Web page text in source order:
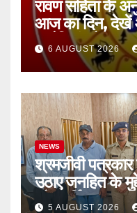
रावण संहिता के
आज का दिन, देखें
चुनौतियां और नए
6 AUGUST 2026
NEWS
श्रमजीवी
उठाए जनहित के
और पार्किंग
5 AUGUST 2026